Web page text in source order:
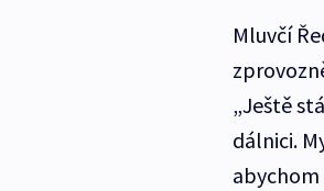
Mluvčí
„Ještě
dálnici.
abychom